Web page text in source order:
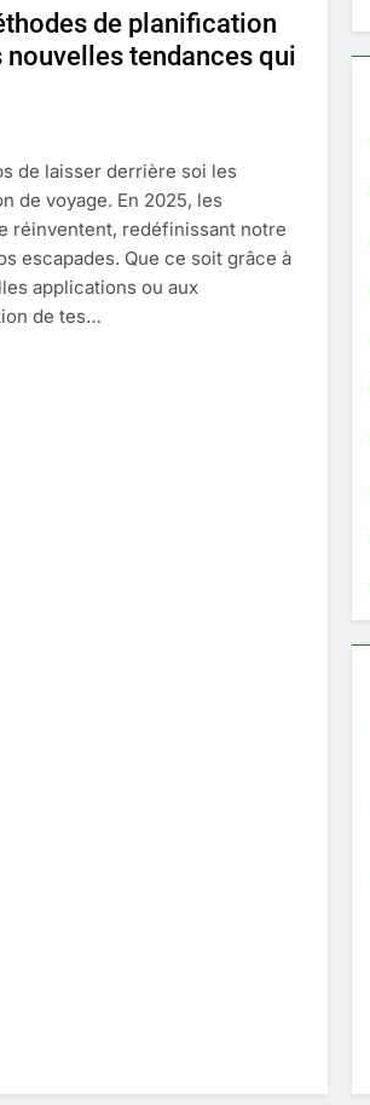
jardin
les seuils à connaître
de planification
tendances qui
de laisser derrière soi les
de voyage. En 2025, les
réinventent, redéfinissant notre
escapades. Que ce soit grâce à
applications ou aux
de tes…